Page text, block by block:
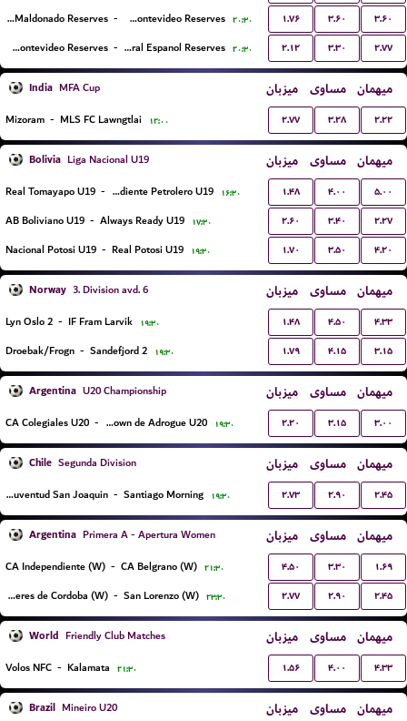
Deportivo Maldonado Reserves - Colon Montevideo Reserves ۲۰:۳۰ ۱.۷۶ ۳.۶۰ ۳.۶۰
CA River Plate Montevideo Reserves - Central Espanol Reserves ۲۰:۳۰ ۲.۱۲ ۳.۳۰ ۲.۷۷
India MFA Cup میزبان مساوی میهمان
Mizoram - MLS FC Lawngtlai ۱۲:۰۰ ۲.۷۷ ۳.۲۸ ۲.۲۲
Bolivia Liga Nacional U19 میزبان مساوی میهمان
Real Tomayapo U19 - Independiente Petrolero U19 ۱۶:۳۰ ۱.۴۸ ۴.۰۰ ۵.۰۰
AB Boliviano U19 - Always Ready U19 ۱۷:۳۰ ۲.۶۰ ۳.۴۰ ۲.۲۷
Nacional Potosi U19 - Real Potosi U19 ۱۹:۳۰ ۱.۷۰ ۳.۵۰ ۴.۲۰
Norway 3. Division avd. 6 میزبان مساوی میهمان
Lyn Oslo 2 - IF Fram Larvik ۱۹:۳۰ ۱.۴۸ ۴.۵۰ ۴.۳۳
Droebak/Frogn - Sandefjord 2 ۱۹:۳۰ ۱.۷۹ ۴.۱۵ ۳.۱۵
Argentina U20 Championship میزبان مساوی میهمان
CA Colegiales U20 - CA Brown de Adrogue U20 ۱۹:۳۰ ۲.۲۰ ۳.۱۵ ۳.۰۰
Chile Segunda Division میزبان مساوی میهمان
Real Juventud San Joaquin - Santiago Morning ۱۹:۳۰ ۲.۷۳ ۲.۹۰ ۲.۴۵
Argentina Primera A - Apertura Women میزبان مساوی میهمان
CA Independiente (W) - CA Belgrano (W) ۲۱:۳۰ ۴.۵۰ ۳.۳۰ ۱.۶۹
CA Talleres de Cordoba (W) - San Lorenzo (W) ۲۳:۳۰ ۲.۷۷ ۲.۹۰ ۲.۴۵
World Friendly Club Matches میزبان مساوی میهمان
Volos NFC - Kalamata ۲۱:۳۰ ۱.۵۶ ۴.۰۰ ۴.۳۳
Brazil Mineiro U20 میزبان مساوی میهمان